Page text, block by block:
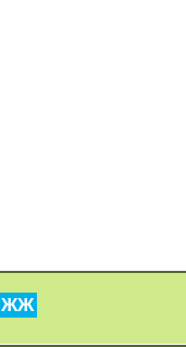
ЖЖ